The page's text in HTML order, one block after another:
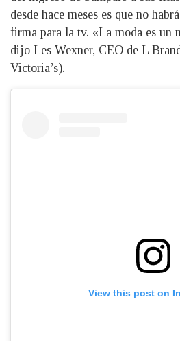
desde hace meses es que no
firma para la tv. «La moda es un
dijo Les Wexner, CEO de L
Victoria’s).
View this post on